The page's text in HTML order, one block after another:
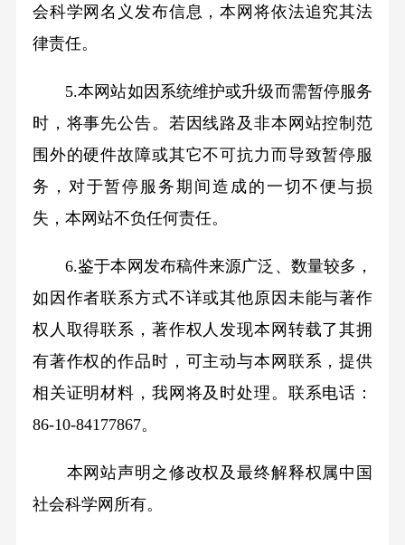
会科学网名义发布信息，本网将依法追究其法
律责任。
5.本网站如因系统维护或升级而需暂停服务
时，将事先公告。若因线路及非本网站控制范
围外的硬件故障或其它不可抗力而导致暂停服
务，对于暂停服务期间造成的一切不便与损
失，本网站不负任何责任。
6.鉴于本网发布稿件来源广泛、数量较多，
如因作者联系方式不详或其他原因未能与著作
权人取得联系，著作权人发现本网转载了其拥
有著作权的作品时，可主动与本网联系，提供
相关证明材料，我网将及时处理。联系电话：
86-10-84177867。
本网站声明之修改权及最终解释权属中国
社会科学网所有。